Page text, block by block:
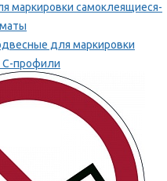
маркировки самоклеящиеся-
для маркировки
С-профили